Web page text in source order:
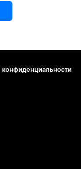
конфиденциальности